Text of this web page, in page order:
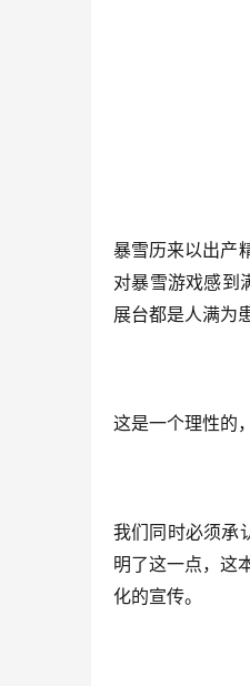
暴雪历来以出产
对暴雪游戏感到
展台都是人满为
这是一个理性的
我们同时必须承
明了这一点，这
化的宣传。